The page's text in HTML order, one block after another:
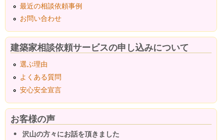
最近の相談依頼事例
お問い合わせ
建築家相談依頼サービスの申し込みについて
選ぶ理由
よくある質問
安心安全宣言
お客様の声
沢山の方々にお話を頂きました